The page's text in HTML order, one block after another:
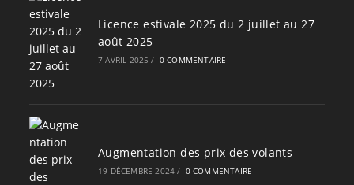
Licence estivale 2025 du 2 juillet au 27
août 2025
7 AVRIL 2025 / 0 COMMENTAIRE
Augmentation des prix des volants
19 DÉCEMBRE 2024 / 0 COMMENTAIRE